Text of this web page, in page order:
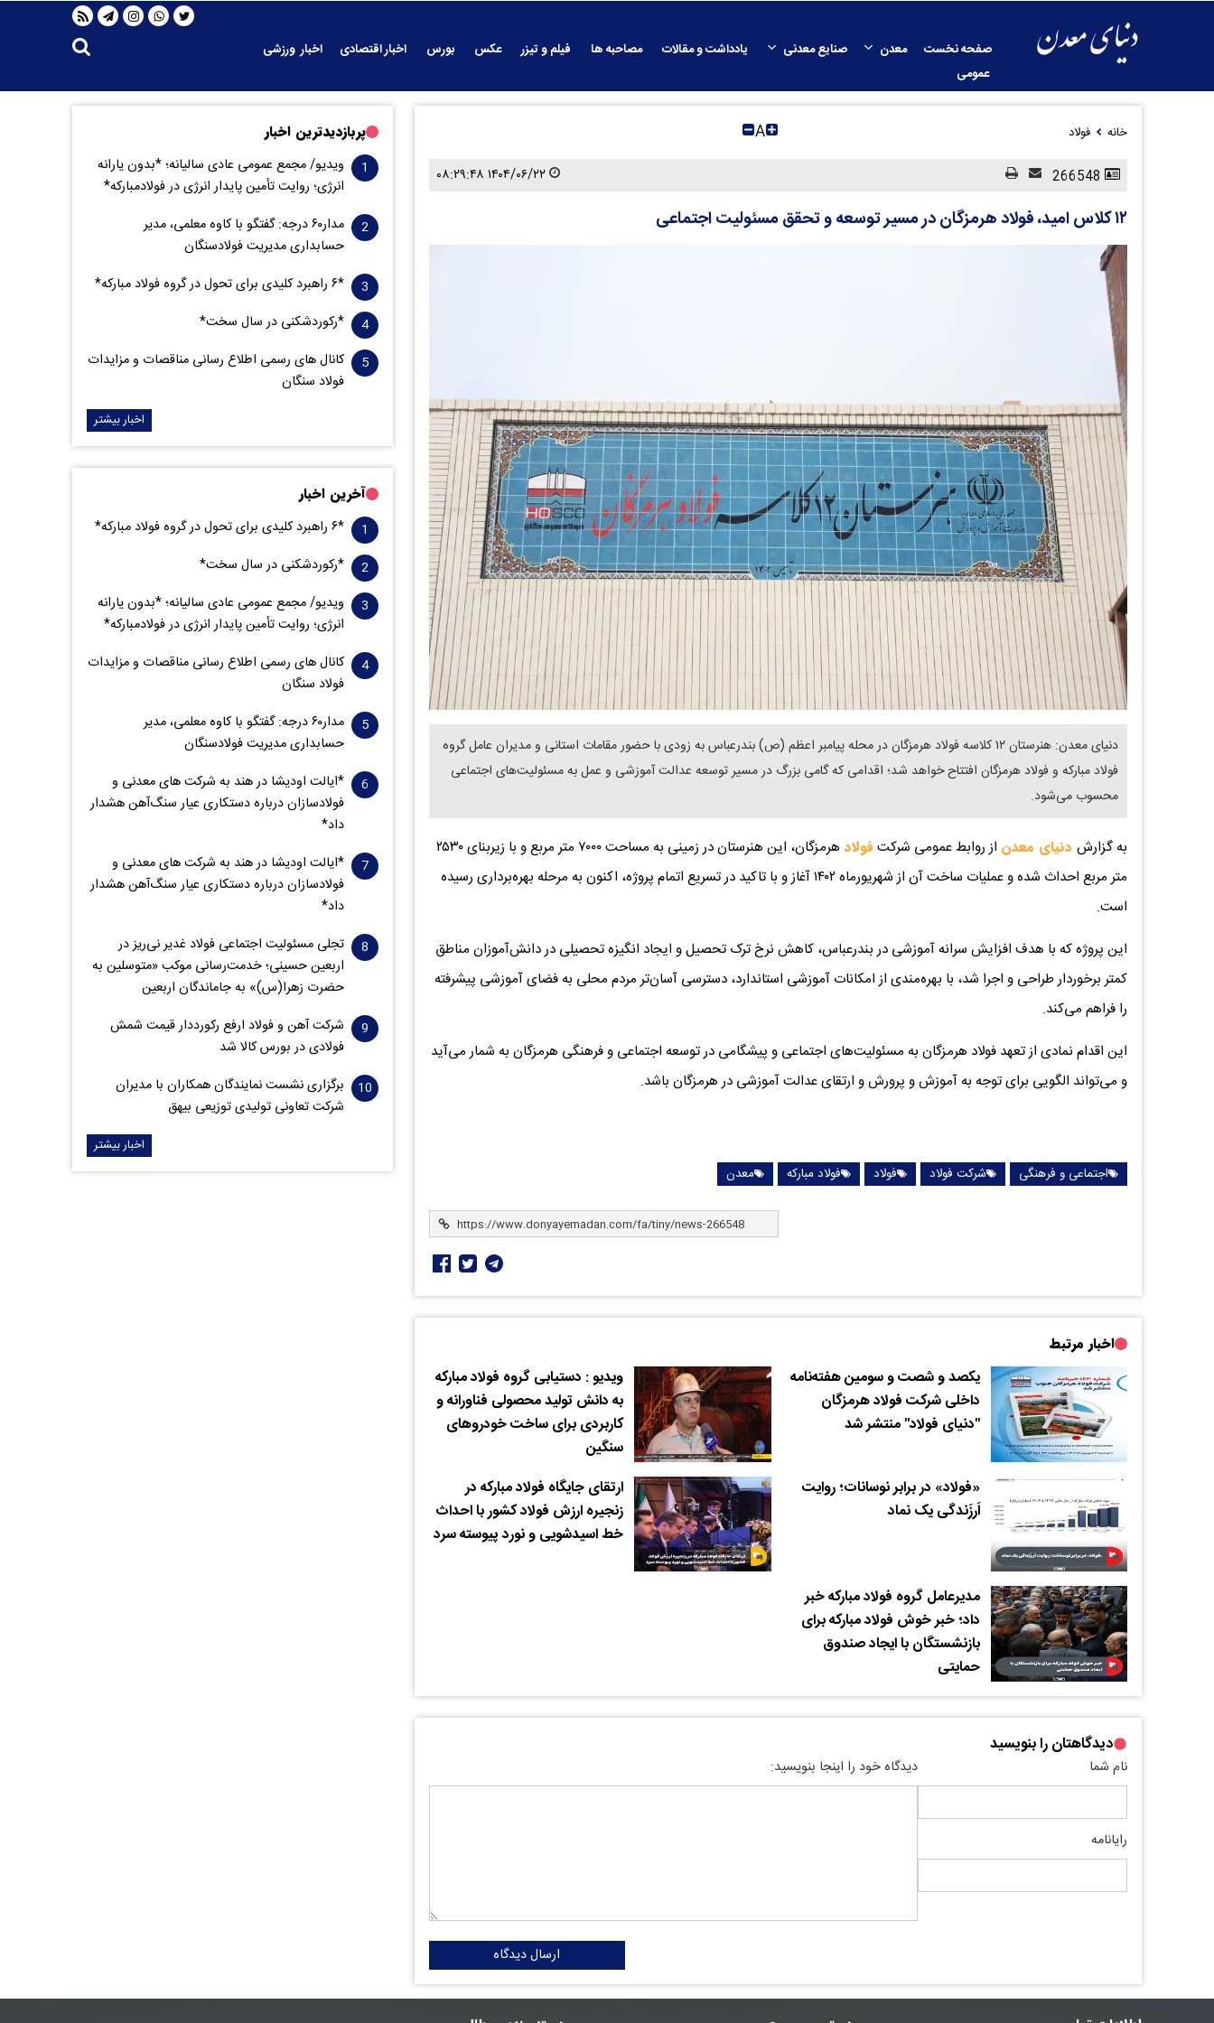
صفحه نخست معدن صنایع معدنی یادداشت و مقالات مصاحبه ها فیلم و تیزر عکس بورس اخبار اقتصادی
اخبار ورزشی
عمومی
خانه فولاد A
۱۴۰۴/۰۶/۲۲ ۰۸:۲۹:۴۸
۱۲ کلاس امید، فولاد هرمزگان در مسیر توسعه و تحقق مسئولیت اجتماعی
دنیای معدن: هنرستان ۱۲ کلاسه فولاد هرمزگان در محله پیامبر اعظم (ص) بندرعباس به زودی با حضور مقامات استانی و مدیران عامل گروه
فولاد مبارکه و فولاد هرمزگان افتتاح خواهد شد؛ اقدامی که گامی بزرگ در مسیر توسعه عدالت آموزشی و عمل به مسئولیت‌های اجتماعی
محسوب می‌شود.
به گزارش دنیای معدن از روابط عمومی شرکت فولاد
هرمزگان، این هنرستان در زمینی به مساحت ۷۰۰۰ متر مربع و با زیربنای ۲۵۳۰
متر مربع احداث شده و عملیات ساخت آن از شهریورماه ۱۴۰۲ آغاز و با تاکید در تسریع اتمام پروژه، اکنون به مرحله بهره‌برداری رسیده
است.
این پروژه که با هدف افزایش سرانه آموزشی در بندرعباس، کاهش نرخ ترک تحصیل و ایجاد انگیزه تحصیلی در دانش‌آموزان مناطق
کمتر برخوردار طراحی و اجرا شد، با بهره‌مندی از امکانات آموزشی استاندارد، دسترسی آسان‌تر مردم محلی به فضای آموزشی پیشرفته
را فراهم می‌کند.
این اقدام نمادی از تعهد فولاد هرمزگان به مسئولیت‌های اجتماعی و پیشگامی در توسعه اجتماعی و فرهنگی هرمزگان به شمار می‌آید
و می‌تواند الگویی برای توجه به آموزش و پرورش و ارتقای عدالت آموزشی در هرمزگان باشد.
اجتماعی و فرهنگی شرکت فولاد فولاد فولاد مبارکه معدن
اخبار مرتبط
یکصد و شصت و سومین هفته‌نامه
داخلی شرکت فولاد هرمزگان
"دنیای فولاد" منتشر شد
ویدیو : دستیابی گروه فولاد مبارکه
به دانش تولید محصولی فناورانه و
کاربردی برای ساخت خودروهای
سنگین
«فولاد» در برابر نوسانات؛ روایت
اَرزَندگی یک نماد
ارتقای جایگاه فولاد مبارکه در
زنجیره ارزش فولاد کشور با احداث
خط اسیدشویی و نورد پیوسته سرد
مدیرعامل گروه فولاد مبارکه خبر
داد؛ خبر خوش فولاد مبارکه برای
بازنشستگان با ایجاد صندوق
حمایتی
دیدگاهتان را بنویسید
نام شما
رایانامه
دیدگاه خود را اینجا بنویسید:
ارسال دیدگاه
پربازدیدترین اخبار
ویدیو/ مجمع عمومی عادی سالیانه؛ *بدون یارانه
انرژی؛ روایت تأمین پایدار انرژی در فولادمبارکه*
مدار‌۶٠ درجه: گفتگو با کاوه معلمی، مدیر
حسابداری مدیریت فولادسنگان
*۶ راهبرد کلیدی برای تحول در گروه فولاد مبارکه*
*رکوردشکنی در سال سخت*
کانال های رسمی اطلاع رسانی مناقصات و مزایدات
فولاد سنگان
اخبار بیشتر
آخرین اخبار
*۶ راهبرد کلیدی برای تحول در گروه فولاد مبارکه*
*رکوردشکنی در سال سخت*
ویدیو/ مجمع عمومی عادی سالیانه؛ *بدون یارانه
انرژی؛ روایت تأمین پایدار انرژی در فولادمبارکه*
کانال های رسمی اطلاع رسانی مناقصات و مزایدات
فولاد سنگان
مدار‌۶٠ درجه: گفتگو با کاوه معلمی، مدیر
حسابداری مدیریت فولادسنگان
*ایالت اودیشا در هند به شرکت های معدنی و
فولادسازان درباره دستکاری عیار سنگ‌آهن هشدار
داد*
*ایالت اودیشا در هند به شرکت های معدنی و
فولادسازان درباره دستکاری عیار سنگ‌آهن هشدار
داد*
تجلی مسئولیت اجتماعی فولاد غدیر نی‌ریز در
اربعین حسینی؛ خدمت‌رسانی موکب «متوسلین به
حضرت زهرا(س)» به جاماندگان اربعین
شرکت آهن و فولاد ارفع رکورددار قیمت شمش
فولادی در بورس کالا شد
برگزاری نشست نمایندگان همکاران با مدیران
شرکت تعاونی تولیدی توزیعی بیهق
اخبار بیشتر